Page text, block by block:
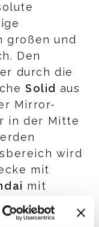
großen und
Den
durch die
Solid aus
Mirror-
in der Mitte
wird
mit
mit